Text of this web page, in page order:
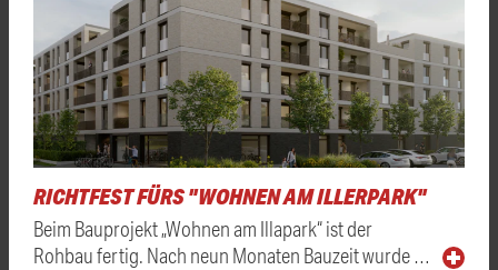
RICHTFEST FÜRS "WOHNEN AM ILLERPARK"
Beim Bauprojekt „Wohnen am Illapark“ ist der
Rohbau fertig. Nach neun Monaten Bauzeit wurde …